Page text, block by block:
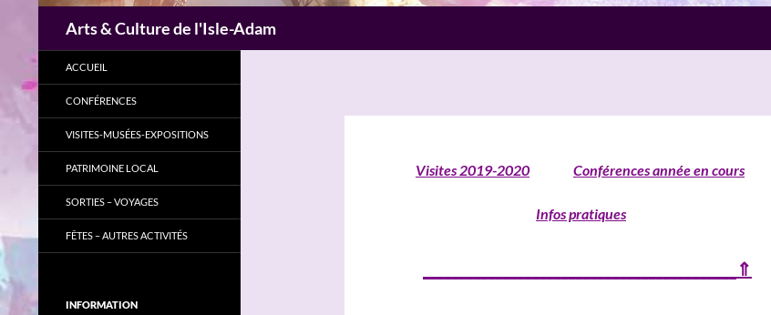
Arts & Culture de l'Isle-Adam
Visites 2019-2020 Conférences année en cours
Infos pratiques
___________________________________________⇑
ACCUEIL
CONFÉRENCES
VISITES-MUSÉES-EXPOSITIONS
PATRIMOINE LOCAL
SORTIES – VOYAGES
FÊTES – AUTRES ACTIVITÉS
INFORMATION